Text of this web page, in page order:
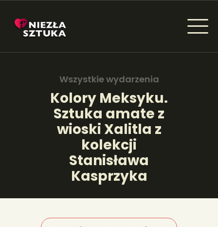
Wszystkie wydarzenia
Kolory Meksyku.
Sztuka amate z
wioski Xalitla z
kolekcji
Stanisława
Kasprzyka
NIEZŁA SZTUKA - NEWSY
AKTUALNOŚCI
WYDARZENIA
ARTYKUŁY
INSPIRACJE
KSIĄŻKI
PORTFOLIA